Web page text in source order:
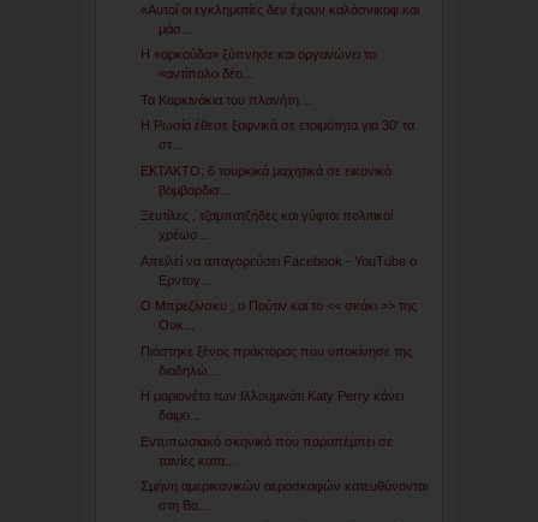
«Αυτοί οι εγκληματίες δεν έχουν καλάσνικοφ και
μάσ...
Η «αρκούδα» ξύπνησε και οργανώνει το
«αντίπαλο δέο...
Τα Καρκινάκια του πλανήτη…
Η Ρωσία έθεσε ξαφνικά σε ετοιμότητα για 30' τα
στ...
ΕΚΤΑΚΤΟ: 6 τουρκικά μαχητικά σε εικονικό
βομβαρδισ...
Ξευτίλες , τζαμπατζήδες και γύφτοι πολιτικοί
χρέωσ...
Απειλεί να απαγορεύσει Facebook - YouTube ο
Ερντογ...
Ο Μπρεζίνσκυ , ο Πούτιν και το << σκάκι >> της
Ουκ...
Πιάστηκε ξένος πράκτορας που υποκίνησε της
διαδηλώ...
Η μαριονέτα των Ιλλουμινάτι Katy Perry κάνει
δαιμο...
Εντυπωσιακό σκηνικό που παραπέμπει σε
ταινίες κατα...
Σμήνη αμερικανικών αεροσκαφών κατευθύνονται
στη Βα...